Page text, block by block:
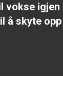
vokse igjen
å skyte opp